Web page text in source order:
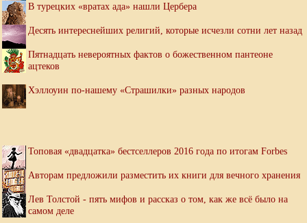
В турецких «вратах ада» нашли Цербера
Десять интереснейших религий, которые исчезли сотни лет назад
Пятнадцать невероятных фактов о божественном пантеоне
ацтеков
Хэллоуин по-нашему «Страшилки» разных народов
Топовая «двадцатка» бестселлеров 2016 года по итогам Forbes
Авторам предложили разместить их книги для вечного хранения
Лев Толстой - пять мифов и рассказ о том, как же всё было на
самом деле